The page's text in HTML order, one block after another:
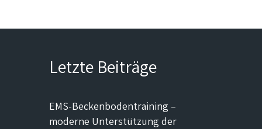
Letzte Beiträge
EMS-Beckenbodentraining –
moderne Unterstützung der